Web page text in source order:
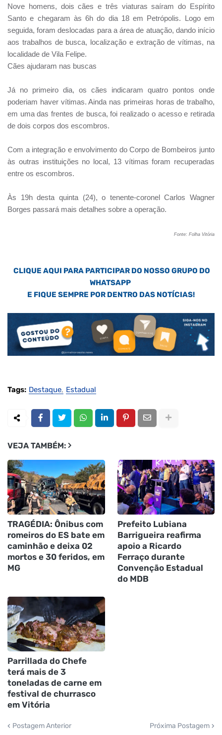
Nove homens, dois cães e três viaturas saíram do Espírito
Santo e chegaram às 6h do dia 18 em Petrópolis. Logo em
seguida, foram deslocadas para a área de atuação, dando início
aos trabalhos de busca, localização e extração de vítimas, na
localidade de Vila Felipe.
Cães ajudaram nas buscas
Já no primeiro dia, os cães indicaram quatro pontos onde
poderiam haver vítimas. Ainda nas primeiras horas de trabalho,
em uma das frentes de busca, foi realizado o acesso e retirada
de dois corpos dos escombros.
Com a integração e envolvimento do Corpo de Bombeiros junto
às outras instituições no local, 13 vítimas foram recuperadas
entre os escombros.
Às 19h desta quinta (24), o tenente-coronel Carlos Wagner
Borges passará mais detalhes sobre a operação.
Fonte: Folha Vitória
CLIQUE AQUI PARA PARTICIPAR DO NOSSO GRUPO DO
WHATSAPP
E FIQUE SEMPRE POR DENTRO DAS NOTÍCIAS!
Tags: Destaque Estadual
VEJA TAMBÉM:
TRAGÉDIA: Ônibus com
romeiros do ES bate em
caminhão e deixa 02
mortos e 30 feridos, em
MG
Prefeito Lubiana
Barrigueira reafirma
apoio a Ricardo
Ferraço durante
Convenção Estadual
do MDB
Parrillada do Chefe
terá mais de 3
toneladas de carne em
festival de churrasco
em Vitória
Postagem Anterior Próxima Postagem